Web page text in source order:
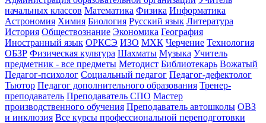
начальных классов Математика Физика Информатика
Астрономия Химия Биология Русский язык Литература
История Обществознание Экономика География
Иностранный язык ОРКСЭ ИЗО МХК Черчение Технология
ОБЗР Физическая культура Шахматы Музыка Учитель
предметник - все предметы Методист Библиотекарь Вожатый
Педагог-психолог Социальный педагог Педагог-дефектолог
Тьютор Педагог дополнительного образования Тренер-
преподаватель Преподаватель СПО Мастер
производственного обучения Преподаватель автошколы ОВЗ
и инклюзия Все курсы профессиональной переподготовки